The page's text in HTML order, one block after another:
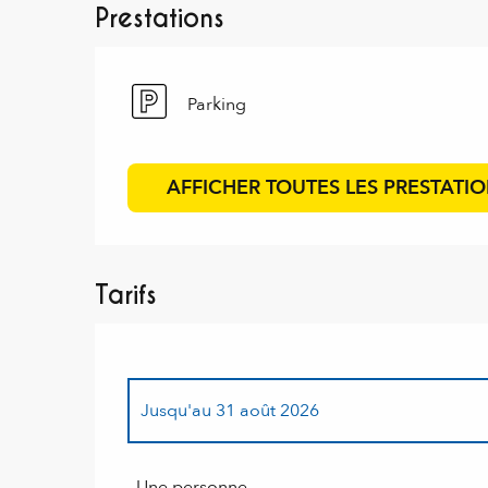
Prestations
Parking
AFFICHER TOUTES LES
Tarifs
Jusqu'au 31 août 2026